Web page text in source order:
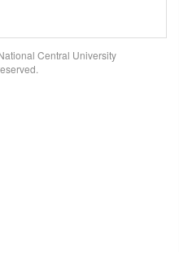
Central University